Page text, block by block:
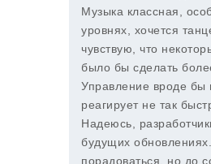
Музыка классная,
уровнях, хочется
чувствую, что
было бы сделать
Управление вроде бы
реагирует не так
Надеюсь,
будущих
порадоваться, но до